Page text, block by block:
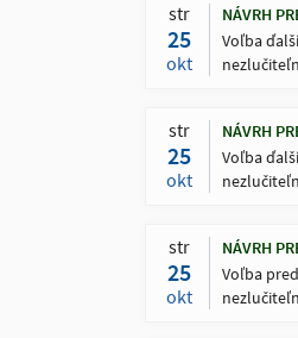
str
25
okt
NÁVRH
Voľba
str
25
okt
NÁVRH
Voľba
str
25
okt
NÁVRH
Voľba